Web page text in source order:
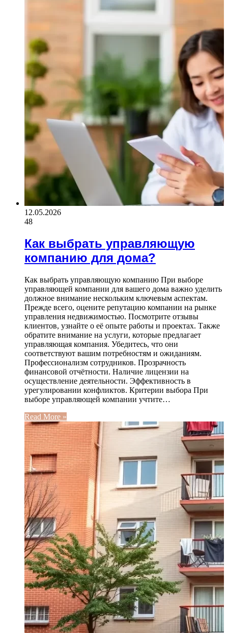
12.05.2026
48
Как выбрать управляющую
компанию для дома?
Как выбрать управляющую компанию При выборе
управляющей компании для вашего дома важно уделить
должное внимание нескольким ключевым аспектам.
Прежде всего, оцените репутацию компании на рынке
управления недвижимостью. Посмотрите отзывы
клиентов, узнайте о её опыте работы и проектах. Также
обратите внимание на услуги, которые предлагает
управляющая компания. Убедитесь, что они
соответствуют вашим потребностям и ожиданиям.
Профессионализм сотрудников. Прозрачность
финансовой отчётности. Наличие лицензии на
осуществление деятельности. Эффективность в
урегулировании конфликтов. Критерии выбора При
выборе управляющей компании учтите…
Read More »